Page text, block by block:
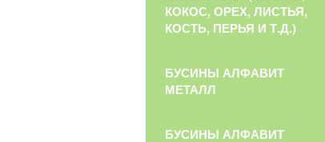
КОКОС, ОРЕХ, ЛИСТЬЯ,
КОСТЬ, ПЕРЬЯ И Т.Д.)
БУСИНЫ АЛФАВИТ
МЕТАЛЛ
БУСИНЫ АЛФАВИТ